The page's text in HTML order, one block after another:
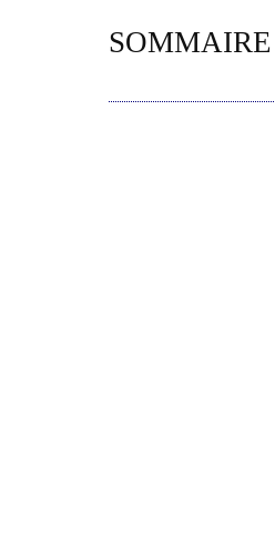
SOMMAIRE